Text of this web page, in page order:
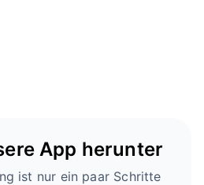
App herunter
ist nur ein paar Schritte